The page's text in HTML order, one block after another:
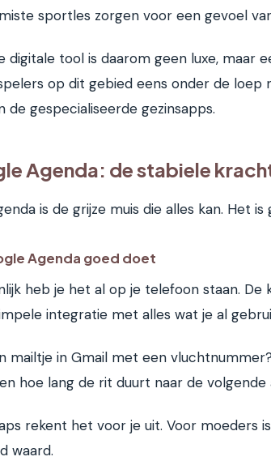
sportles zorgen voor een gevoel
digitale tool is daarom geen luxe, maar
op dit gebied eens onder de loep
de gespecialiseerde gezinsapps.
Agenda: de stabiele
is de grijze muis die alles kan. Het
Agenda goed doet
heb je het al op je telefoon staan. De
integratie met alles wat je al
mailtje in Gmail met een
hoe lang de rit duurt naar de volgende
rekent het voor je uit. Voor moeders
waard.